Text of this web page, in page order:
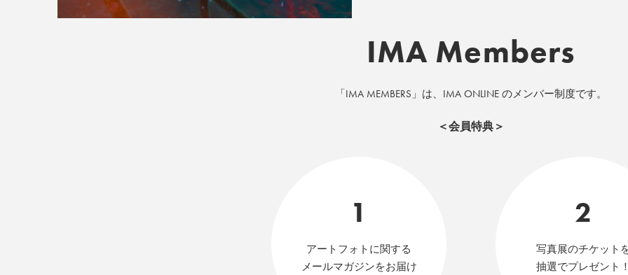
IMA Members
「IMA MEMBERS」は、IMA ONLINE のメンバー制度です。
＜会員特典＞
1
アートフォトに関する
メールマガジンをお届け
2
写真展のチケット
抽選でプレゼント